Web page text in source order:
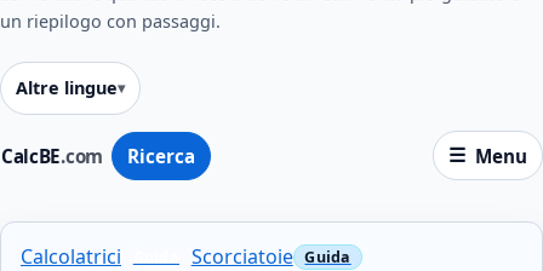
CalcBE.com Ricerca Menu
un riepilogo con passaggi.
Altre lingue
Calcolatrici
Scorciatoie